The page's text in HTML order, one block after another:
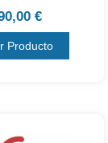
€
Producto